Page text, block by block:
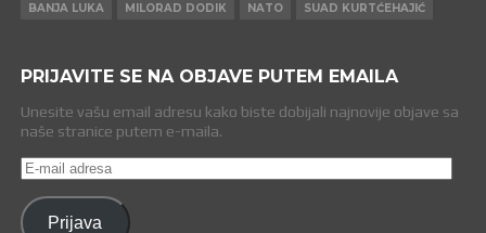
BANJA LUKA
MILORAD DODIK NATO SUAD KURTĆEHAJIĆ
PRIJAVITE SE NA OBJAVE PUTEM EMAILA
Unesite vašu email adresu kako biste dobijali najnovije objave sa
naše stranice putem e-maila.
E-
mail
adresa
Prijava